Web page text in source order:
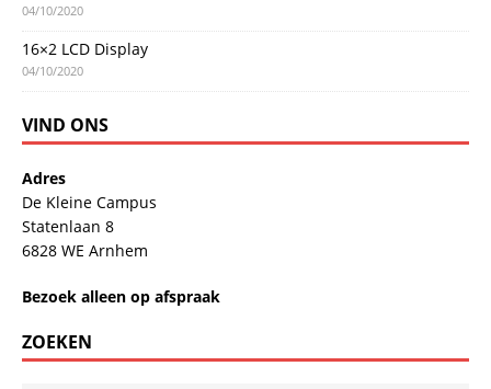
04/10/2020
16×2 LCD Display
04/10/2020
VIND ONS
Adres
De Kleine Campus
Statenlaan 8
6828 WE Arnhem
Bezoek alleen op afspraak
ZOEKEN